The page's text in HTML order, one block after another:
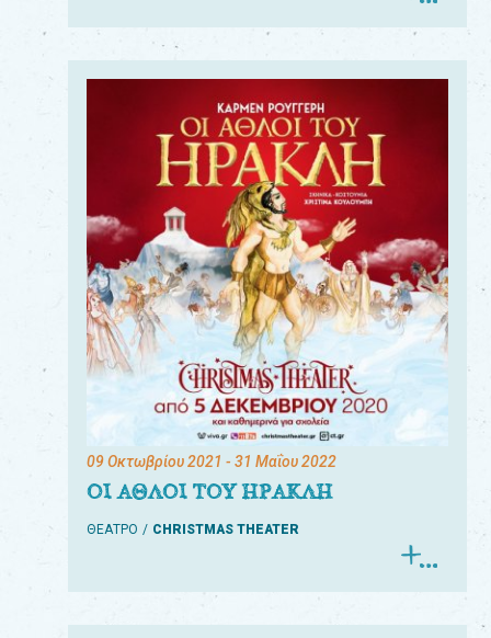
09 Οκτωβρίου 2021 - 31 Μαΐου 2022
ΟΙ ΑΘΛΟΙ ΤΟΥ ΗΡΑΚΛΗ
ΘΕΑΤΡΟ CHRISTMAS THEATER